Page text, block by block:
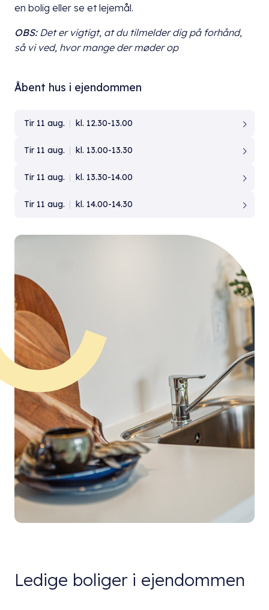
en bolig eller se et lejemål.
OBS: Det er vigtigt, at dutilmelder dig på forhånd,
så vi ved, hvor mange der møder op
Åbent hus i ejendommen
Tir 11 aug. kl. 12.30-13.00
Tir 11 aug. kl. 13.00-13.30
Tir 11 aug. kl. 13.30-14.00
Tir 11 aug. kl. 14.00-14.30
Ledige boliger i ejendommen